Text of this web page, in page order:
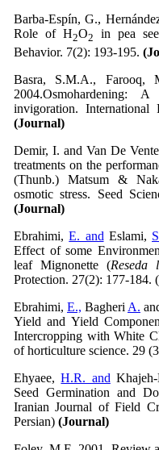
Barba-Espín, G.,
Role of H2O2
in pea
Behavior. 7(2): 193-195.
Basra, S.M.A.,
2004.Osmohardening:
invigoration. International
(Journal)
Demir, I. and Van De
treatments on the
(Thunb.) Matsum &
osmotic stress. Seed
(Journal)
Ebrahimi,E. and Eslami,
Effect of some
leaf Mignonette (Reseda
Protection. 27(2): 177-184.
Ebrahimi, E., Bagheri A.
Yield and Yield
Intercropping with White
of horticulture science. 29
Ehyaee,H.R. and
Seed Germination and
Iranian Journal of Field
Persian) (Journal)